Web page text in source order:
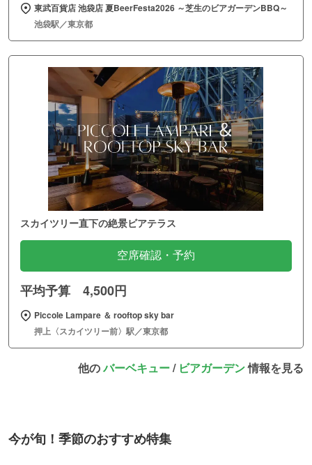
東武百貨店 池袋店 夏BeerFesta2026 ～芝生のビアガーデンBBQ～
池袋駅／東京都
スカイツリー直下の絶景ビアテラス
空席確認・予約
平均予算 4,500円
Piccole Lampare ＆ rooftop sky bar
押上〈スカイツリー前〉駅／東京都
他のバーベキュー/ ビアガーデン情報を見る
今が旬！季節のおすすめ特集